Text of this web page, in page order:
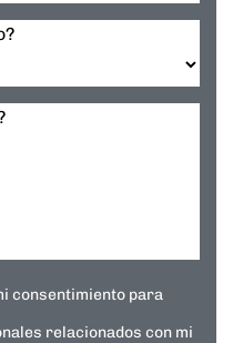
consentimiento para
relacionados con mi